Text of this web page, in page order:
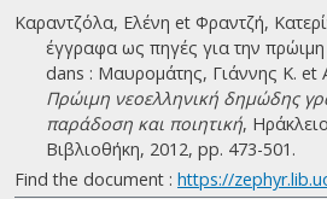
Καραντζόλα, Ελένη et Φραντζή,
έγγραφα ως πηγές για την
dans : Μαυρομάτης, Γιάννης Κ. et
Πρώιμη νεοελληνική δημώδης
παράδοση και ποιητική,
Βιβλιοθήκη, 2012, pp. 473-501.
Find the document : https://